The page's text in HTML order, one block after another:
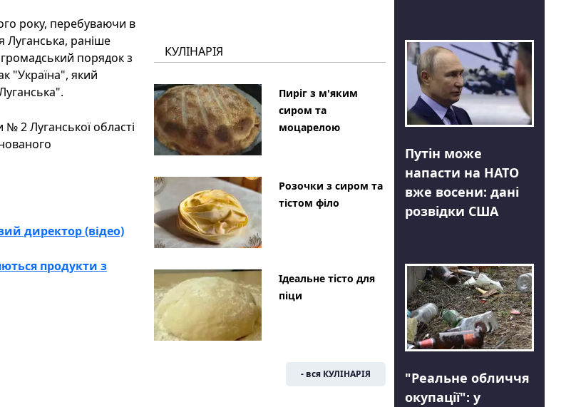
року, перебуваючи в
Луганська, раніше
порядок з
"Україна", який
2 Луганської області
директор (відео)
продукти з
КУЛІНАРІЯ
Пиріг з м'яким
сиром та
моцарелою
Розочки з сиром та
тістом філо
Ідеальне тісто для
піци
- вся КУЛІНАРІЯ
Путін може
напасти на НАТО
вже восени: дані
розвідки США
"Реальне обличчя
окупації": у